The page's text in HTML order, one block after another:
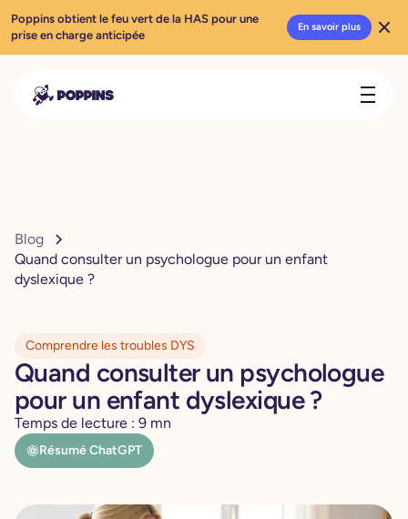
Blog
Quand consulter un psychologue pour un enfant
dyslexique ?
Comprendre les troubles DYS
Quand consulter un psychologue
pour un enfant dyslexique ?
Temps de lecture : 9 mn
Résumé ChatGPT
Poppins obtient le feu vert de la HAS pour une
prise en charge anticipée
En savoir plus